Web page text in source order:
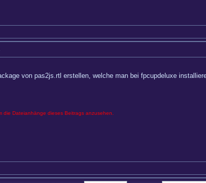
von pas2js.rtl erstellen, welche man bei fpcupdeluxe
Dateianhänge dieses Beitrags anzusehen.